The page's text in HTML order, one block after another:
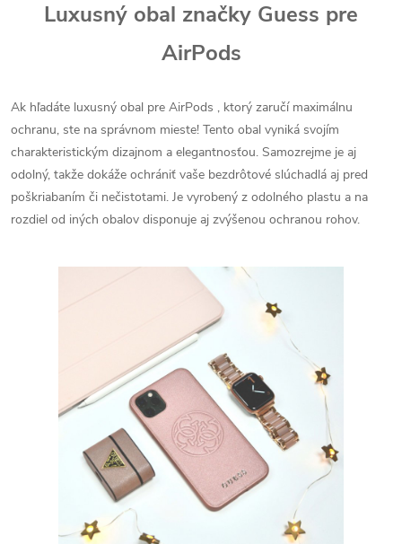
Luxusný obal značky Guess pre
AirPods
Ak hľadáte luxusný obal pre AirPods , ktorý zaručí maximálnu
ochranu, ste na správnom mieste! Tento obal vyniká svojím
charakteristickým dizajnom a elegantnosťou. Samozrejme je aj
odolný, takže dokáže ochrániť vaše bezdrôtové slúchadlá aj pred
poškriabaním či nečistotami. Je vyrobený z odolného plastu a na
rozdiel od iných obalov disponuje aj zvýšenou ochranou rohov.